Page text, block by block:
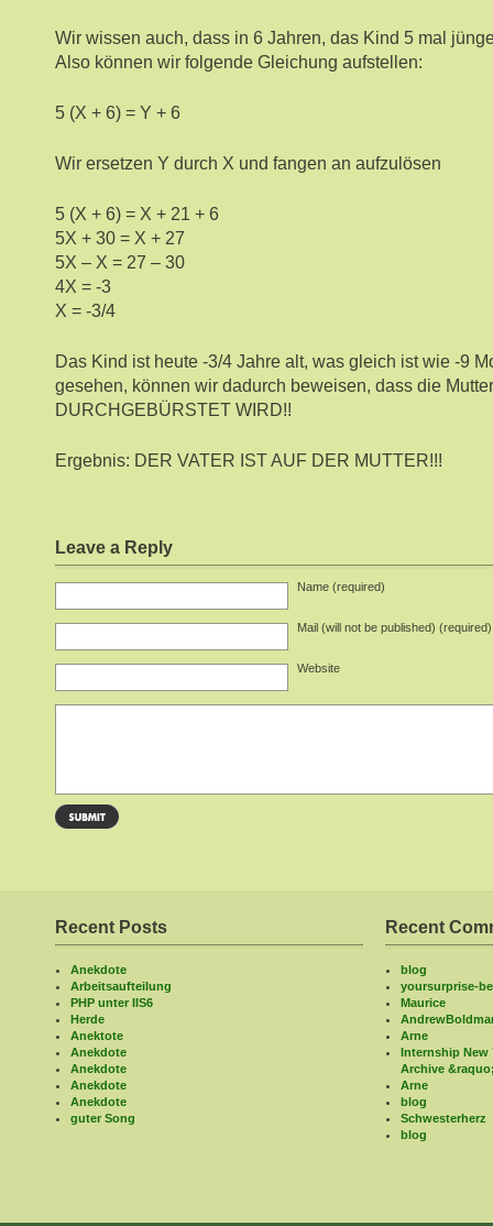
Wir wissen auch, dass in 6 Jahren, das Kind 5 mal
Also können wir folgende Gleichung aufstellen:
5 (X + 6) = Y + 6
Wir ersetzen Y durch X und fangen an aufzulösen
5 (X + 6) = X + 21 + 6
5X + 30 = X + 27
5X – X = 27 – 30
4X = -3
X = -3/4
Das Kind ist heute -3/4 Jahre alt, was gleich ist wie -9
gesehen, können wir dadurch beweisen, dass die
DURCHGEBÜRSTET WIRD!!
Ergebnis: DER VATER IST AUF DER MUTTER!!!
Leave a Reply
Name (required)
Mail (will not be published) (required)
Website
Recent Posts
Anekdote
Arbeitsaufteilung
PHP unter IIS6
Herde
Anektote
Anekdote
Anekdote
Anekdote
Anekdote
guter Song
Recent
blog
yoursurprise-
Maurice
Arne
Internship New
Archive
Arne
blog
Schwesterherz
blog